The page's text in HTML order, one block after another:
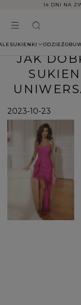
14 DNI NA
SUKIENKI ODZIEŻ
JAK
2023-10-23